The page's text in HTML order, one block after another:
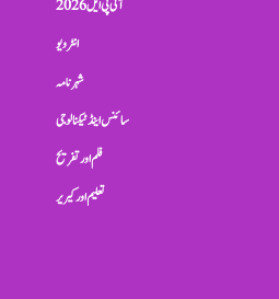
آئی پی ایل 2026
انٹرویو
شہرنامہ
سائنس اینڈ ٹیکنالوجی
فلم اور تفریح
تعلیم اور کیریر